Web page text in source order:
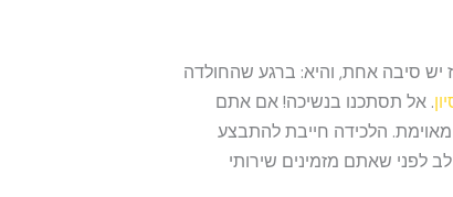
יש סיבה אחת, והיא: ברגע שהחולדה
. אל תסתכנו בנשיכה! אם אתם
הלכידה חייבת להתבצע
לפני שאתם מזמינים שירותי